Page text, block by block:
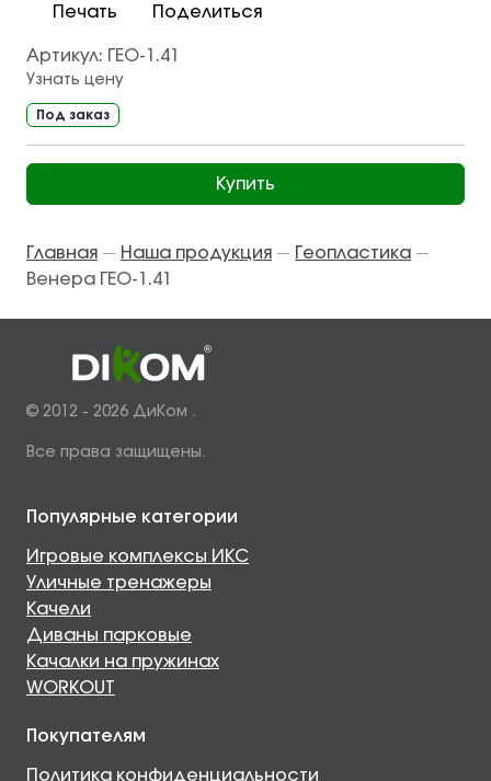
Печать Поделиться
Артикул: ГЕО-1.41
Узнать цену
Под заказ
Купить
Главная — Наша продукция — Геопластика —
Венера ГЕО-1.41
© 2012 - 2026 ДиКом .
Все права защищены.
Популярные категории
Игровые комплексы ИКС
Уличные тренажеры
Качели
Диваны парковые
Качалки на пружинах
WORKOUT
Покупателям
Политика конфиденциальности